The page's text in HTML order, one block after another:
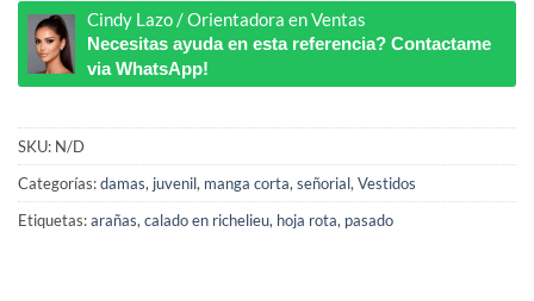
Cindy Lazo / Orientadora en Ventas
Necesitas ayuda en esta referencia? Contactame
via WhatsApp!
SKU: N/D
Categorías:damas, juvenil, manga corta,señorial,Vestidos
Etiquetas:arañas,calado en richelieu, hoja rota, pasado